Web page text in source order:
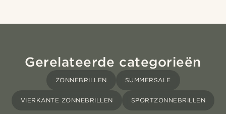
Gerelateerde categorieën
ZONNEBRILLEN SUMMERSALE
VIERKANTE ZONNEBRILLEN SPORTZONNEBRILLEN